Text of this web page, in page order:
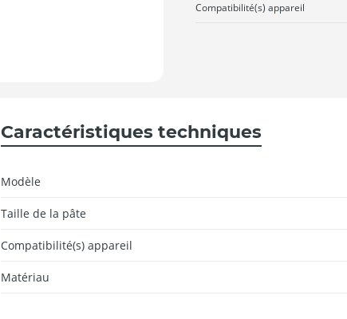
Compatibilité(s) appareil
Caractéristiques techniques
Modèle
Taille de la pâte
Compatibilité(s) appareil
Matériau